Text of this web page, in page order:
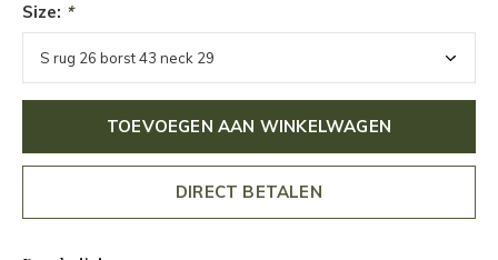
Size: *
TOEVOEGEN AAN WINKELWAGEN
DIRECT BETALEN